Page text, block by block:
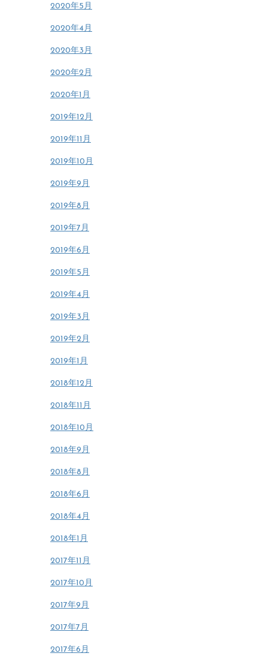
2020年5月
2020年4月
2020年3月
2020年2月
2020年1月
2019年12月
2019年11月
2019年10月
2019年9月
2019年8月
2019年7月
2019年6月
2019年5月
2019年4月
2019年3月
2019年2月
2019年1月
2018年12月
2018年11月
2018年10月
2018年9月
2018年8月
2018年6月
2018年4月
2018年1月
2017年11月
2017年10月
2017年9月
2017年7月
2017年6月